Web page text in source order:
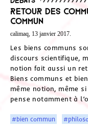
Retour des
commun
calimaq, 13 janvier 2017.
Les biens communs
discours scientifique,
notion fait aussi un
Biens communs et
même notion, même
pense notamment à
#bien commun